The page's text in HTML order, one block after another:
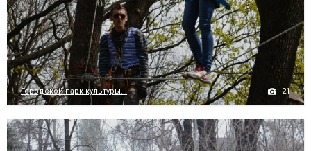
Городской парк культуры... 21